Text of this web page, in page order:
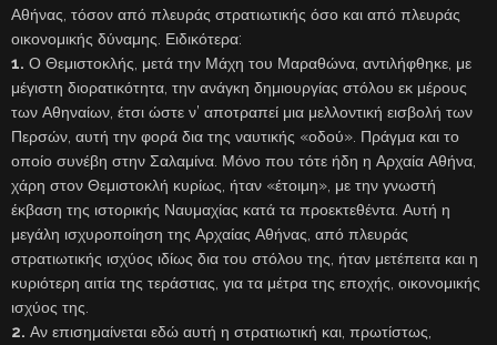
Αθήνας, τόσον από πλευράς στρατιωτικής όσο και από πλευράς
οικονομικής δύναμης. Ειδικότερα:
1. Ο Θεμιστοκλής, μετά την Μάχη του Μαραθώνα, αντιλήφθηκε, με
μέγιστη διορατικότητα, την ανάγκη δημιουργίας στόλου εκ μέρους
των Αθηναίων, έτσι ώστε ν’ αποτραπεί μια μελλοντική εισβολή των
Περσών, αυτή την φορά δια της ναυτικής «οδού». Πράγμα και το
οποίο συνέβη στην Σαλαμίνα. Μόνο που τότε ήδη η Αρχαία Αθήνα,
χάρη στον Θεμιστοκλή κυρίως, ήταν «έτοιμη», με την γνωστή
έκβαση της ιστορικής Ναυμαχίας κατά τα προεκτεθέντα. Αυτή η
μεγάλη ισχυροποίηση της Αρχαίας Αθήνας, από πλευράς
στρατιωτικής ισχύος ιδίως δια του στόλου της, ήταν μετέπειτα και η
κυριότερη αιτία της τεράστιας, για τα μέτρα της εποχής, οικονομικής
ισχύος της.
2. Αν επισημαίνεται εδώ αυτή η στρατιωτική και, πρωτίστως,